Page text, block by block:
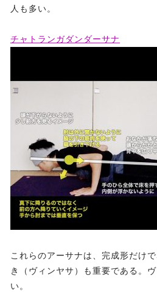
人も多い。
チャトランガダンダーサナ
これらのアーサナは、完成形だけ
き（ヴィンヤサ）も重要である。
い。